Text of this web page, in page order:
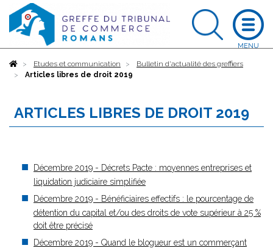
AccueilEtudes et communication
Bulletin d'actualité des greffiers
Articles libres de droit 2019
ARTICLES LIBRES DE DROIT 2019
Décembre 2019 - Décrets Pacte : moyennes entreprises et
liquidation judiciaire simplifiée
Décembre 2019 - Bénéficiaires effectifs : le pourcentage de
détention du capital et/ou des droits de vote supérieur à 25 %
doit être précisé
Décembre 2019 - Quand le blogueur est un commerçant